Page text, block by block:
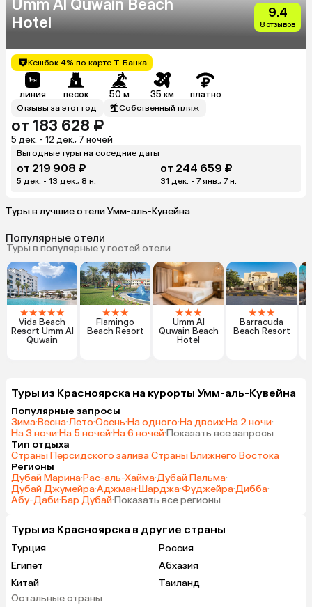
Umm Al Quwain Beach
Hotel
9.4
8 отзывов
Кешбэк 4% по карте Т-Банка
линия песок 50 м 35 км платно
Отзывы за этот год Собственный пляж
от 183 628 ₽
5 дек. - 12 дек., 7 ночей
Выгодные туры на соседние даты
от 219 908 ₽
5 дек. - 13 дек., 8 н.
от 244 659 ₽
31 дек. - 7 янв., 7 н.
Туры в лучшие отели Умм-аль-Кувейна
Популярные отели
Туры в популярные у гостей отели
★★★★★
Vida Beach
Resort Umm Al
Quwain
★★★
Flamingo
Beach Resort
★★★
Umm Al
Quwain Beach
Hotel
★★★
Barracuda
Beach Resort
Туры из Красноярска на курорты Умм-аль-Кувейна
Популярные запросы
Зима·Весна·Лето·Осень·На одного·На двоих·На 2 ночи·
На 3 ночи·На 5 ночей·На 6 ночей·Показать все запросы
Тип отдыха
Страны Персидского залива·Страны Ближнего Востока
Регионы
Дубай Марина·Рас-аль-Хайма·Дубай Пальма·
Дубай Джумейра·Аджман·Шарджа·Фуджейра·Дибба·
Абу-Даби·Бар Дубай·Показать все регионы
Туры из Красноярска в другие страны
Турция
Россия
Египет
Абхазия
Китай
Таиланд
Вьетнам
Остальные страны